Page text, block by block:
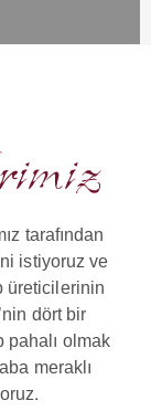
tarafından
istiyoruz ve
üreticilerinin
dört bir
pahalı olmak
meraklı